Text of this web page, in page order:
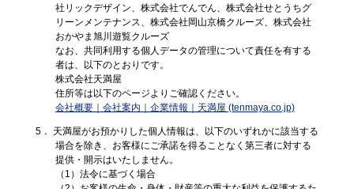
社リックデザイン、株式会社でんでん、株式会社せとうちグ
リーンメンテナンス、株式会社岡山京橋クルーズ、株式会社
おかやま旭川遊覧クルーズ
なお、共同利用する個人データの管理について責任を有する
者は、以下のとおりです。
株式会社天満屋
住所等は以下のページよりご確認ください。
会社概要｜会社案内｜企業情報｜天満屋 (tenmaya.co.jp)
5． 天満屋がお預かりした個人情報は、以下のいずれかに該当する
場合を除き、お客様にご承諾を得ることなく第三者に対する
提供・開示はいたしません。
（1）法令に基づく場合